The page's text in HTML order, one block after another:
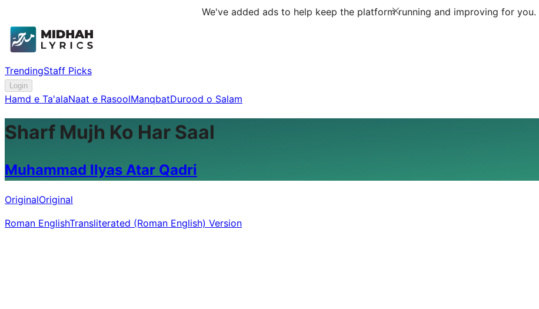
We've added ads to help keep the platform running and improving for you.
TrendingStaff Picks
Login
Hamd e Ta'alaNaat e RasoolManqbatDurood o Salam
Sharf Mujh Ko Har Saal
Muhammad Ilyas Atar Qadri
OriginalOriginal
Roman EnglishTransliterated (Roman English) Version